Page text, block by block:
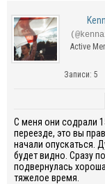
Active
Записи: 5
С меня они содрали
переезде, это вы
начали опускаться.
будет видно. Сразу
подвернулась
тяжелое время.